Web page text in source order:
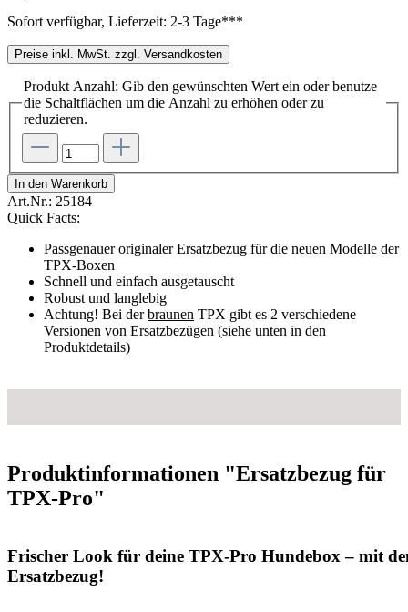
Sofort verfügbar, Lieferzeit: 2-3 Tage***
Preise inkl. MwSt. zzgl. Versandkosten
Produkt Anzahl: Gib den gewünschten Wert ein oder benutze
die Schaltflächen um die Anzahl zu erhöhen oder zu
reduzieren.
In den Warenkorb
Art.Nr.: 25184
Quick Facts:
Passgenauer originaler Ersatzbezug für die neuen Modelle der
TPX-Boxen
Schnell und einfach ausgetauscht
Robust und langlebig
Achtung! Bei derbraunen TPX gibt es 2 verschiedene
Versionen von Ersatzbezügen (siehe unten in den
Produktdetails)
Produktinformationen "Ersatzbezug für
TPX-Pro"
Frischer Look für deine TPX-Pro Hundebox – mit
Ersatzbezug!